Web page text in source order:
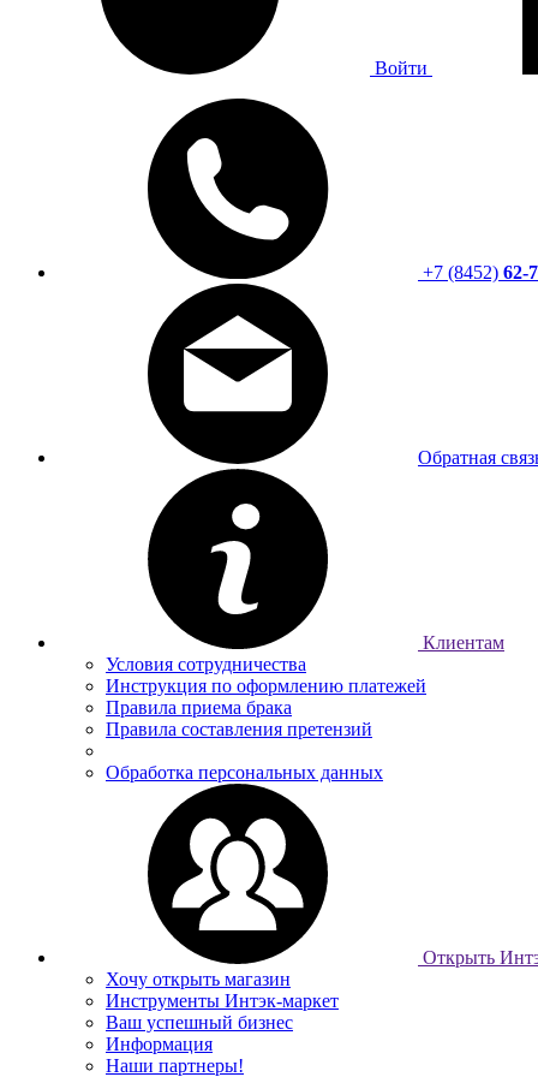
Войти
+7 (8452) 62-
Обратная
Клиентам
Условия сотрудничества
Инструкция по оформлению платежей
Правила приема брака
Правила составления претензий
Обработка персональных данных
Открыть
Хочу открыть магазин
Инструменты Интэк-маркет
Ваш успешный бизнес
Информация
Наши партнеры!